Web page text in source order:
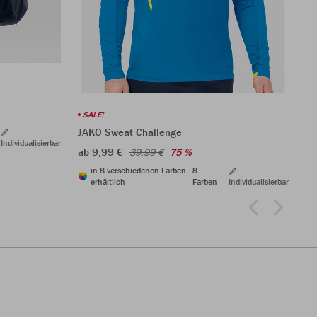
Individualisierbar
SALE!
JAKO Sweat Challenge
ab 9,99 € 39,99 € 75 %
in 8 verschiedenen Farben
erhältlich
8
Farben
Individualisierbar